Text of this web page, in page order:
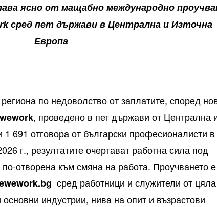
ясно от мащабно международно
сред пет държави в Централна и Източна
Европа
по недоволство от заплатите, според
, проведено в пет държави от Централна
691 отговора от български професионалисти в
г., резултатите очертават работна сила под
отворена към смяна на работа. Проучването е
сред работници и служители от цяла
индустрии, нива на опит и възрастови